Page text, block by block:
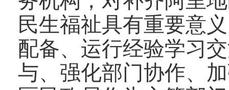
民生福祉具有重要意
配备、运行经验学习
与、强化部门协作、